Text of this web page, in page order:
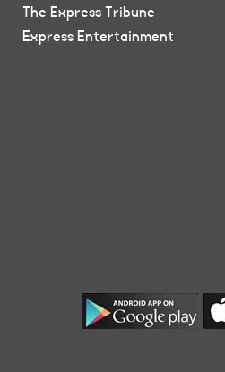
The Express Tribune
Express Entertainment